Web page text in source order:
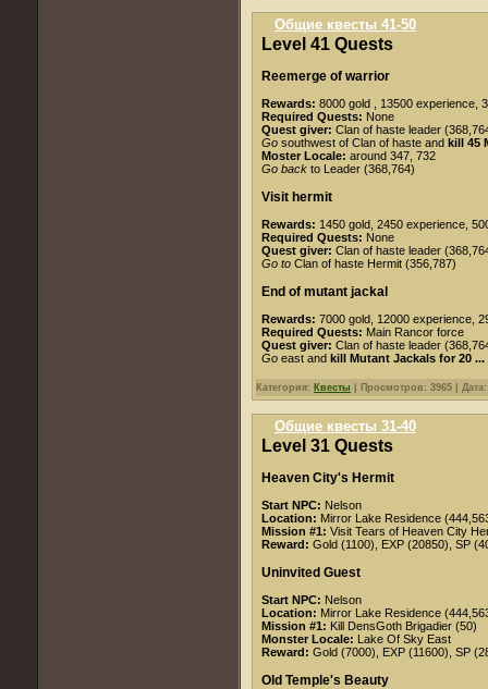
Общие квесты 41-50
Level 41 Quests
Reemerge of warrior
Rewards: 8000 gold , 13500 experience,
Required Quests: None
Quest giver: Clan of haste leader
Go southwest of Clan of haste and kill 45
Moster Locale: around 347, 732
Go back to Leader (368,764)
Visit hermit
Rewards: 1450 gold, 2450 experience,
Required Quests: None
Quest giver: Clan of haste leader
Go to Clan of haste Hermit (356,787)
End of mutant jackal
Rewards: 7000 gold, 12000 experience,
Required Quests: Main Rancor force
Quest giver: Clan of haste leader
Go east and kill Mutant Jackals for 20 ...
Категория: Квесты | Просмотров: 3965 |
Общие квесты 31-40
Level 31 Quests
Heaven City's Hermit
Start NPC: Nelson
Location: Mirror Lake Residence
Mission #1: Visit Tears of Heaven City
Reward: Gold (1100), EXP (20850), SP
Uninvited Guest
Start NPC: Nelson
Location: Mirror Lake Residence
Mission #1: Kill DensGoth Brigadier (50)
Monster Locale: Lake Of Sky East
Reward: Gold (7000), EXP (11600), SP
Old Temple's Beauty